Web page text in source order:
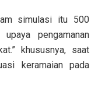
simulasi itu 500
pengamanan
khususnya, saat
keramaian pada